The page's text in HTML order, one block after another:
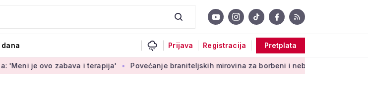
dana Prijava Registracija Pretplata
zabava i terapija' Povećanje braniteljskih mirovina za borbeni i neborbeni sektor od početka